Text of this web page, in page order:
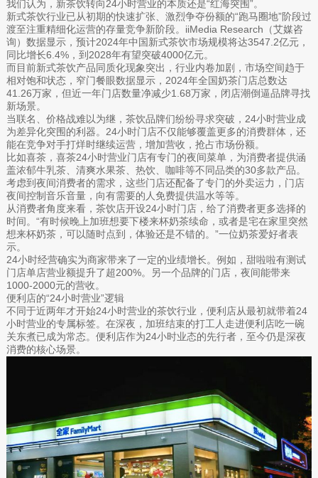
我们认为，新茶饮转向24小时营业的本质还是“红海突围”。
新式茶饮行业已从初期的快速扩张、激烈争夺份额的“跑马圈地”阶段过
渡至注重精细化运营的存量竞争新阶段。iiMedia Research（艾媒咨
询）数据显示，预计2024年中国新式茶饮市场规模将达3547.2亿元，
同比增长6.4%，到2028年有望突破4000亿元。
而目前新式茶饮产品同质化现象突出，行业内卷加剧，市场空间趋于
相对饱和状态，窄门餐眼数据显示，2024年全国奶茶门店总数达
41.26万家，但近一年门店数量净减少1.68万家，闭店潮倒逼品牌寻找
新场景。
当联名、价格战难以为继，茶饮品牌们纷纷寻求突破，24小时营业成
为差异化突围的利器。24小时门店不仅能够覆盖更多的消费群体，还
能在竞争对手打烊时继续运营，增加营收，抢占市场份额。
比如喜茶，喜茶24小时营业门店有专门的夜间菜单，为消费者提供涵
盖浓郁牛乳茶、清爽水果茶、热饮、咖啡等不同品类的30多款产品。
考虑到夜间消费者的需求，这些门店还配备了专门的外卖运力，门店
夜间控制音乐音量，向有需要的人免费提供温水等等。
从消费者角度来看，茶饮店开设24小时门店，给了消费者更多选择的
时间。“有时候晚上加班想要下楼来杯奶茶续命，或者是宅在家里突然
想来杯奶茶，可以随时点到，体验还是不错的。”一位奶茶爱好者表
示。
24小时经营确实为商家带来了一定的业绩增长。例如，甜啦啦有测试
门店单店营业额提升了超200%。另一个品牌的门店，夜间能带来
1000-2000元的营收。
便利店的“24小时营业”逻辑
不同于近两年才开始24小时营业的茶饮行业，便利店从最初就带着24
小时营业的专属标签。在深夜，加班结束的打工人走进便利店吃一碗
关东煮已成为常态。便利店作为24小时业态的先行者，至今仍是深夜
消费的核心场景。